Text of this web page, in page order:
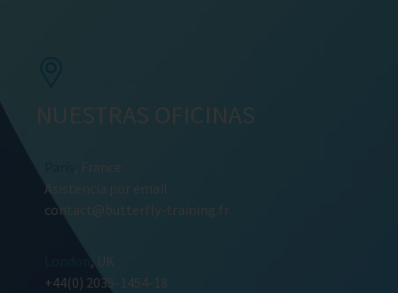
NUESTRAS OFICINAS
, France
Asistencia por email
contact@butterfly-training.fr
, UK
+44(0) 2035-1454-18